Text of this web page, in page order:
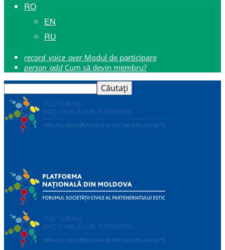
RO
EN
RU
record_voice_over Modul de participare
person_add Cum să devin membru?